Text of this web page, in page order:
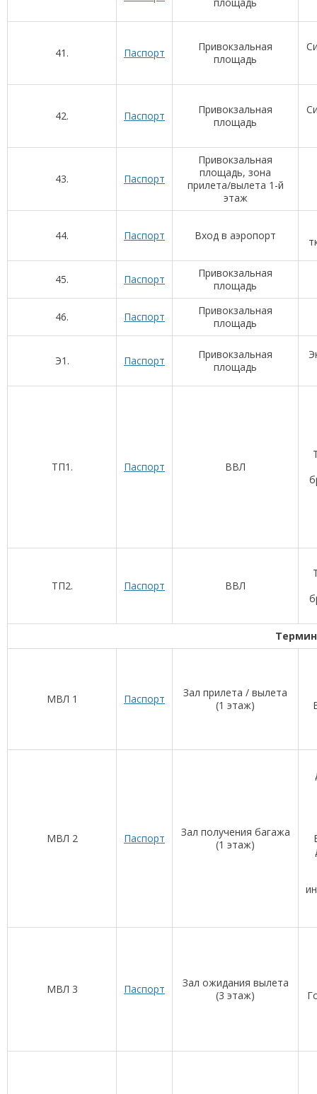
41. Паспорт
Привокзальная
площадь
42. Паспорт
Привокзальная
площадь
43. Паспорт
Привокзальная
площадь, зона
прилета/вылета 1-й
этаж
44. Паспорт Вход в аэропорт
45. Паспорт
Привокзальная
площадь
46. Паспорт
Привокзальная
площадь
Э1. Паспорт
Привокзальная
площадь
ТП1. Паспорт ВВЛ
ТП2. Паспорт ВВЛ
МВЛ 1 Паспорт
Зал прилета / вылета
(1 этаж)
МВЛ 2 Паспорт
Зал получения багажа
(1 этаж)
МВЛ 3 Паспорт
Зал ожидания вылета
(3 этаж)